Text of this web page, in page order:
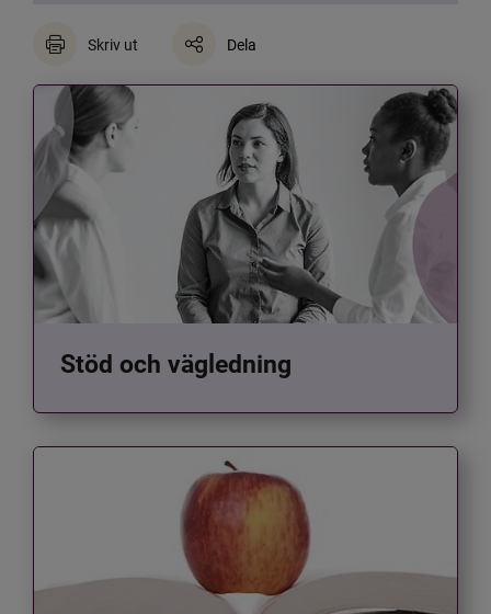
Skriv ut Dela
Stöd och vägledning